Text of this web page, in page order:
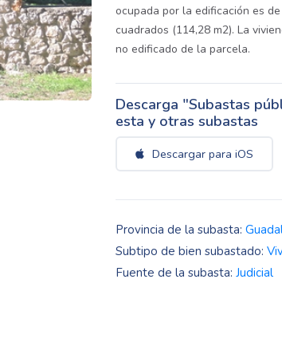
ocupada por la edificación es
cuadrados (114,28 m2). La
no edificado de la parcela.
Descarga "Subastas
esta y otras subastas
Descargar para iOS
Provincia de la subasta:
Subtipo de bien subastado:
Fuente de la subasta: Judicial